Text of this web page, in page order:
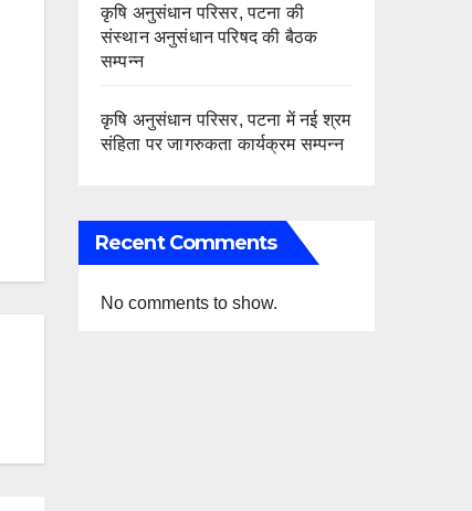
कृषि अनुसंधान परिसर, पटना की
संस्थान अनुसंधान परिषद की बैठक
सम्पन्न
कृषि अनुसंधान परिसर, पटना में नई श्रम
संहिता पर जागरुकता कार्यक्रम सम्पन्न
Recent Comments
No comments to show.